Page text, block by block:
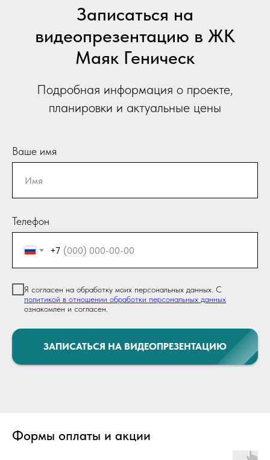
Записаться на
видеопрезентацию в ЖК
Маяк Геническ
Подробная информация о проекте,
планировки и актуальные цены
Ваше имя
Телефон
+7
Я согласен на обработку моих персональных данных. С
политикой в отношении обработки персональных данных
ознакомлен и согласен.
ЗАПИСАТЬСЯ НА ВИДЕОПРЕЗЕНТАЦИЮ
Формы оплаты и акции